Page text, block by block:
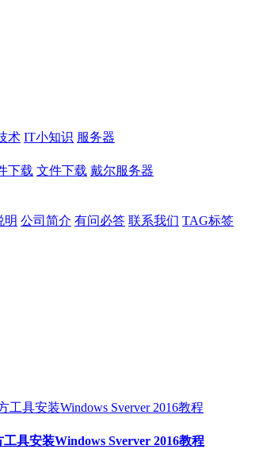
术 IT小知识 服务器
下载 文件下载 戴尔服务器
明 公司简介 有问必答 联系我们 TAG标签
具安装Windows Sverver 2016教程